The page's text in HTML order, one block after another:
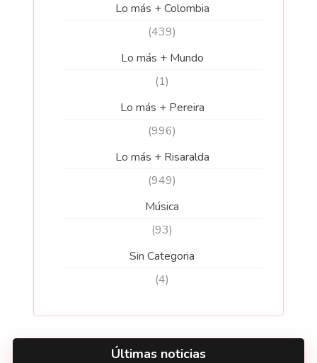
Lo más + Colombia
(439)
Lo más + Mundo
(1)
Lo más + Pereira
(996)
Lo más + Risaralda
(949)
Música
(93)
Sin Categoria
(4)
Últimas noticias